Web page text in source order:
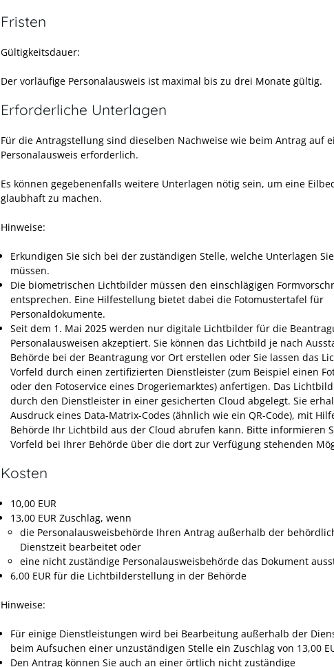
Fristen
Gültigkeitsdauer:
Der vorläufige Personalausweis ist maximal bis zu drei Monate gültig.
Erforderliche Unterlagen
Für die Antragstellung sind dieselben Nachweise wie beim Antrag auf
Personalausweis erforderlich.
Es können gegebenenfalls weitere Unterlagen nötig sein, um eine
glaubhaft zu machen.
Hinweise:
Erkundigen Sie sich bei der zuständigen Stelle, welche Unterlagen
müssen.
Die biometrischen Lichtbilder müssen den einschlägigen
entsprechen. Eine Hilfestellung bietet dabei die Fotomustertafel für
Personaldokumente.
Seit dem 1. Mai 2025 werden nur digitale Lichtbilder für die
Personalausweisen akzeptiert. Sie können das Lichtbild je nach
Behörde bei der Beantragung vor Ort erstellen oder Sie lassen das
Vorfeld durch einen zertifizierten Dienstleister (zum Beispiel einen
oder den Fotoservice eines Drogeriemarktes) anfertigen. Das
durch den Dienstleister in einer gesicherten Cloud abgelegt. Sie
Ausdruck eines Data-Matrix-Codes (ähnlich wie ein QR-Code), mit
Behörde Ihr Lichtbild aus der Cloud abrufen kann. Bitte informieren
Vorfeld bei Ihrer Behörde über die dort zur Verfügung stehenden
Kosten
10,00 EUR
13,00 EUR Zuschlag, wenn
die Personalausweisbehörde Ihren Antrag außerhalb der
Dienstzeit bearbeitet oder
eine nicht zuständige Personalausweisbehörde das Dokument
6,00 EUR für die Lichtbilderstellung in der Behörde
Hinweise:
Für einige Dienstleistungen wird bei Bearbeitung außerhalb der
beim Aufsuchen einer unzuständigen Stelle ein Zuschlag von 13,00
Den Antrag können Sie auch an einer örtlich nicht zuständige